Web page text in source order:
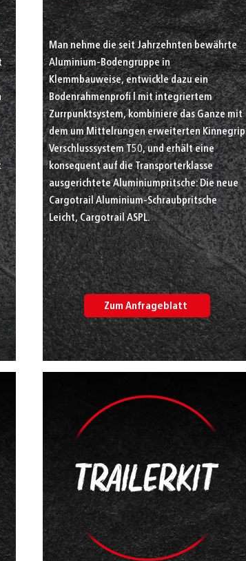
Man nehme die seit Jahrzehnten bewährte
Aluminium-Bodengruppe in
Klemmbauweise, entwickle dazu ein
Bodenrahmenprofi l mit integriertem
Zurrpunktsystem, kombiniere das Ganze mit
dem um Mittelrungen erweiterten Kinnegrip
Verschlusssystem T50, und erhält eine
konsequent auf die Transporterklasse
ausgerichtete Aluminiumpritsche: Die neue
Cargotrail Aluminium-Schraubpritsche
Leicht, Cargotrail ASPL.
Zum Anfrageblatt